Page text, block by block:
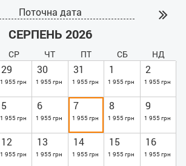
Поточна дата
СЕРПЕНЬ 2026
СР ЧТ ПТ СБ НД
29
1 955 грн
30
1 955 грн
31
1 955 грн
1
1 955 грн
2
1 955 грн
5
1 955 грн
6
1 955 грн
7
1 955 грн
8
1 955 грн
9
1 955 грн
12
1 955 грн
13
1 955 грн
14
1 955 грн
15
1 955 грн
16
1 955 грн